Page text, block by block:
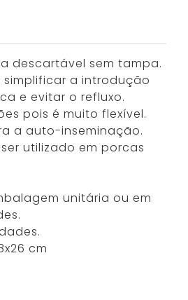
descartável sem tampa.
simplificar a introdução
e evitar o refluxo.
pois é muito flexível.
a auto-inseminação.
utilizado em porcas
unitária ou em
cm